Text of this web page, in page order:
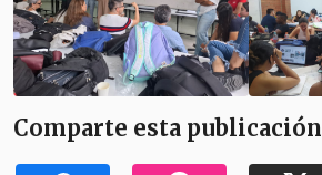
Comparte esta publicación